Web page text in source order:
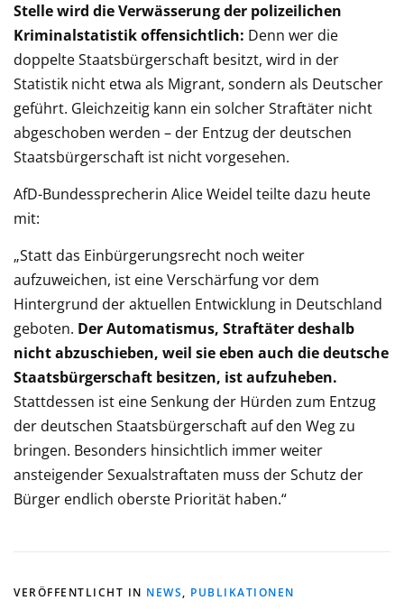
Stelle wird die Verwässerung der polizeilichen
Kriminalstatistik offensichtlich: Denn wer die
doppelte Staatsbürgerschaft besitzt, wird in der
Statistik nicht etwa als Migrant, sondern als Deutscher
geführt. Gleichzeitig kann ein solcher Straftäter nicht
abgeschoben werden – der Entzug der deutschen
Staatsbürgerschaft ist nicht vorgesehen.
AfD-Bundessprecherin Alice Weidel teilte dazu heute
mit:
„Statt das Einbürgerungsrecht noch weiter
aufzuweichen, ist eine Verschärfung vor dem
Hintergrund der aktuellen Entwicklung in Deutschland
geboten. Der Automatismus, Straftäter deshalb
nicht abzuschieben, weil sie eben auch die deutsche
Staatsbürgerschaft besitzen, ist aufzuheben.
Stattdessen ist eine Senkung der Hürden zum Entzug
der deutschen Staatsbürgerschaft auf den Weg zu
bringen. Besonders hinsichtlich immer weiter
ansteigender Sexualstraftaten muss der Schutz der
Bürger endlich oberste Priorität haben.“
VERÖFFENTLICHT IN NEWS, PUBLIKATIONEN